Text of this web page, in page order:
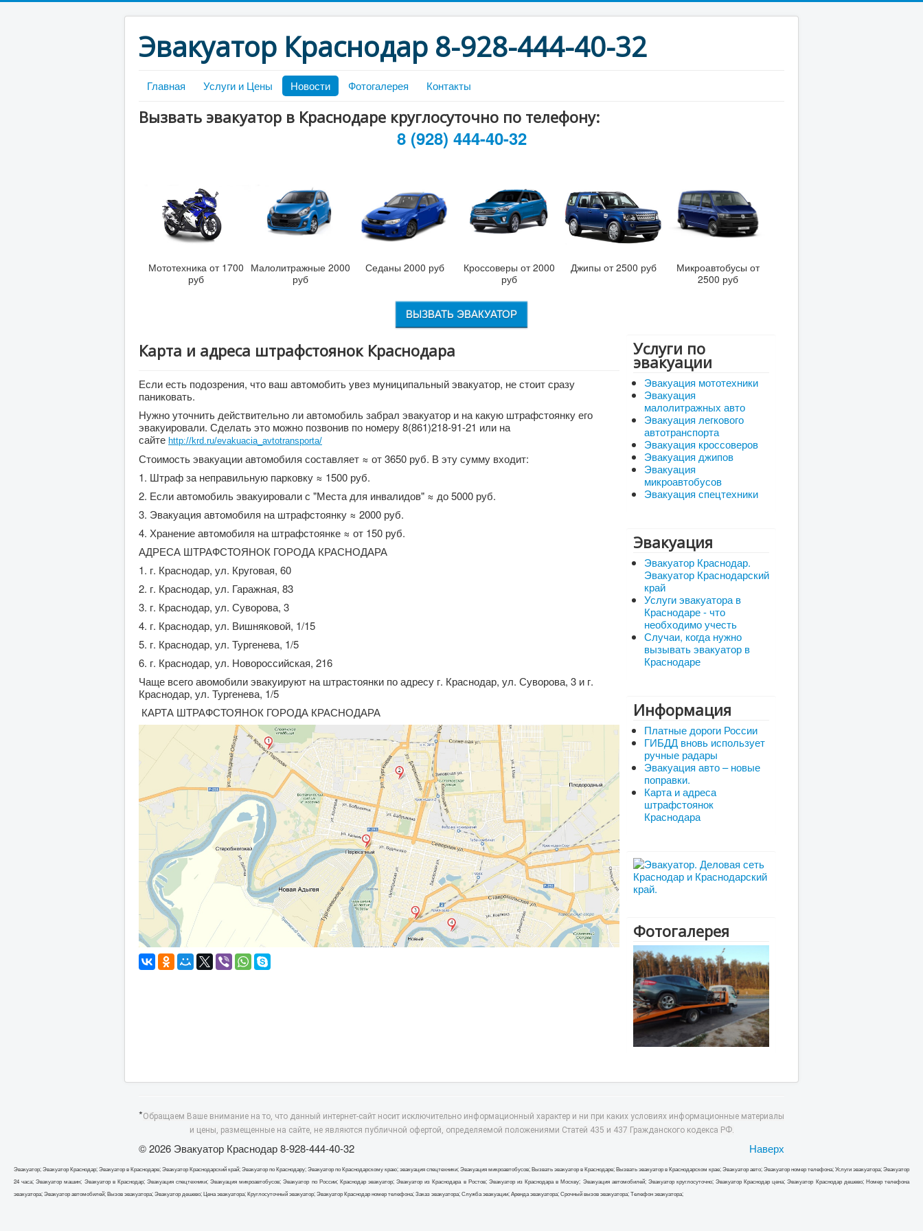
Эвакуатор Краснодар 8-928-444-40-32
Главная Услуги и Цены Новости Фотогалерея Контакты
Вызвать эвакуатор в Краснодаре круглосуточно по телефону:
8 (928) 444-40-32
Мототехника от 1700
руб
Малолитражные 2000
руб
Седаны 2000 руб
Кроссоверы от 2000
руб
Джипы от 2500 руб
Микроавтобусы от
2500 руб
ВЫЗВАТЬ ЭВАКУАТОР
Карта и адреса штрафстоянок Краснодара
Если есть подозрения, что ваш автомобить увез муниципальный эвакуатор, не стоит сразу
паниковать.
Нужно уточнить действительно ли автомобиль забрал эвакуатор и на какую штрафстоянку его
эвакуировали. Сделать это можно позвонив по номеру 8(861)218-91-21 или на
сайте http://krd.ru/evakuacia_avtotransporta/
Стоимость эвакуации автомобиля составляет ≈ от 3650 руб. В эту сумму входит:
1. Штраф за неправильную парковку ≈ 1500 руб.
2. Если автомобиль эвакуировали с "Места для инвалидов" ≈ до 5000 руб.
3. Эвакуация автомобиля на штрафстоянку ≈ 2000 руб.
4. Хранение автомобиля на штрафстоянке ≈ от 150 руб.
АДРЕСА ШТРАФСТОЯНОК ГОРОДА КРАСНОДАРА
1. г. Краснодар, ул. Круговая, 60
2. г. Краснодар, ул. Гаражная, 83
3. г. Краснодар, ул. Суворова, 3
4. г. Краснодар, ул. Вишняковой, 1/15
5. г. Краснодар, ул. Тургенева, 1/5
6. г. Краснодар, ул. Новороссийская, 216
Чаще всего авомобили эвакуируют на штрастоянки по адресу г. Краснодар, ул. Суворова, 3 и г.
Краснодар, ул. Тургенева, 1/5
КАРТА ШТРАФСТОЯНОК ГОРОДА КРАСНОДАРА
Услуги по
эвакуации
Эвакуация мототехники
Эвакуация
малолитражных авто
Эвакуация легкового
автотранспорта
Эвакуация кроссоверов
Эвакуация джипов
Эвакуация
микроавтобусов
Эвакуация спецтехники
Эвакуация
Эвакуатор Краснодар.
Эвакуатор Краснодарский
край
Услуги эвакуатора в
Краснодаре - что
необходимо учесть
Случаи, когда нужно
вызывать эвакуатор в
Краснодаре
Информация
Платные дороги России
ГИБДД вновь использует
ручные радары
Эвакуация авто – новые
поправки.
Карта и адреса
штрафстоянок
Краснодара
Фотогалерея
*Обращаем Ваше внимание на то, что данный интернет-сайт носит исключительно информационный характер и ни при каких условиях информационные материалы
и цены, размещенные на сайте, не являются публичной офертой, определяемой положениями Статей 435 и 437 Гражданского кодекса РФ.
Наверх
© 2026 Эвакуатор Краснодар 8-928-444-40-32
Эвакуатор; Эвакуатор Краснодар; Эвакуатор в Краснодаре; Эвакуатор Краснодарский край; Эвакуатор по Краснодару; Эвакуатор по Краснодарскому краю; эвакуация спецтехники; Эвакуация микроавтобусов; Вызвать эвакуатор в Краснодаре; Вызвать эвакуатор в Краснодарском крае; Эвакуатор авто; Эвакуатор номер телефона; Услуги эвакуатора; Эвакуатор
24 часа; Эвакуатор машин; Эвакуатор в Краснодар; Эвакуация спецтехники; Эвакуация микроавтобусов; Эвакуатор по России; Краснодар эвакуатор; Эвакуатор из Краснодара в Ростов; Эвакуатор из Краснодара в Москву; Эвакуация автомобилей; Эвакуатор круглосуточно; Эвакуатор Краснодар цена; Эвакуатор Краснодар дешево; Номер телефона
эвакуатора; Эвакуатор автомобилей; Вызов эвакуатора; Эвакуатор дешево; Цена эвакуатора; Круглосуточный эвакуатор; Эвакуатор Краснодар номер телефона; Заказ эвакуатора; Служба эвакуации; Аренда эвакуатора; Срочный вызов эвакуатора; Телефон эвакуатора;